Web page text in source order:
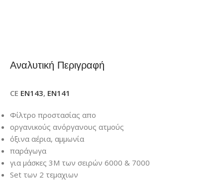
Αναλυτική Περιγραφή
CE EN143, EN141
Φίλτρο προστασίας απο
οργανικούς ανόργανους ατμούς
όξινα αέρια, αμμωνία
παράγωγα
για μάσκες 3Μ των σειρών 6000 & 7000
Set των 2 τεμαχιων